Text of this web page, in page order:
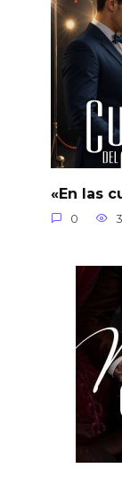
«En las
0